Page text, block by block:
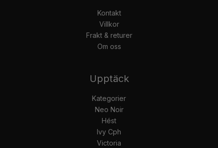
Kontakt
Villkor
Frakt & returer
Om oss
Upptäck
Kategorier
Neo Noir
Hést
Ivy Cph
Victoria